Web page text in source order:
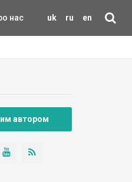
uk ru en
нас
автором